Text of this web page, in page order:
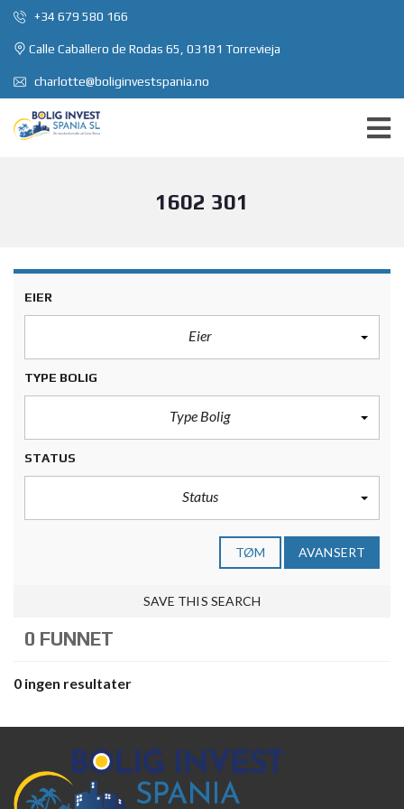
+34 679 580 166
Calle Caballero de Rodas 65, 03181 Torrevieja
charlotte@boliginvestspania.no
1602 301
EIER
Eier
TYPE BOLIG
Type Bolig
STATUS
Status
TØM AVANSERT
SAVE THIS SEARCH
0 FUNNET
0 ingen resultater